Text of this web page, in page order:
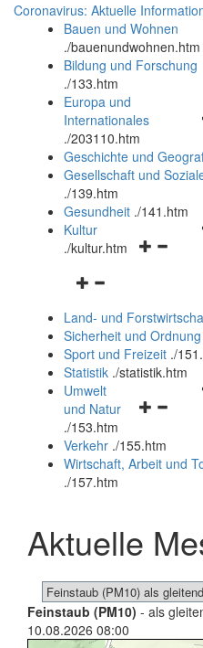
Coronavirus: Aktuelle
Bauen und Wohnen
./bauenundwohnen.htm
Bildung und Forschung
./133.htm
Europa und
Internationales
./203110.htm
Geschichte und
Gesellschaft und
./139.htm
Gesundheit ./141.htm
Kultur
./kultur.htm
Navigationsmenü
und
schließen
Land- und
Sicherheit und Ordnung
Sport und Freizeit ./
Statistik ./statistik.htm
und
schließen
Umwelt
und Natur
./153.htm
Verkehr ./155.htm
Wirtschaft, Arbeit und
./157.htm
Aktuelle
Feinstaub (PM10) - als
10.08.2026 08:00